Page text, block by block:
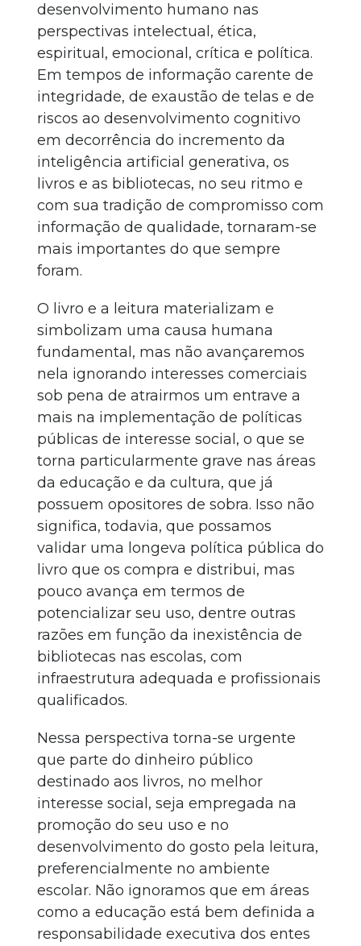
desenvolvimento humano nas
perspectivas intelectual, ética,
espiritual, emocional, crítica e política.
Em tempos de informação carente de
integridade, de exaustão de telas e de
riscos ao desenvolvimento cognitivo
em decorrência do incremento da
inteligência artificial generativa, os
livros e as bibliotecas, no seu ritmo e
com sua tradição de compromisso com
informação de qualidade, tornaram-se
mais importantes do que sempre
foram.
O livro e a leitura materializam e
simbolizam uma causa humana
fundamental, mas não avançaremos
nela ignorando interesses comerciais
sob pena de atrairmos um entrave a
mais na implementação de políticas
públicas de interesse social, o que se
torna particularmente grave nas áreas
da educação e da cultura, que já
possuem opositores de sobra. Isso não
significa, todavia, que possamos
validar uma longeva política pública do
livro que os compra e distribui, mas
pouco avança em termos de
potencializar seu uso, dentre outras
razões em função da inexistência de
bibliotecas nas escolas, com
infraestrutura adequada e profissionais
qualificados.
Nessa perspectiva torna-se urgente
que parte do dinheiro público
destinado aos livros, no melhor
interesse social, seja empregada na
promoção do seu uso e no
desenvolvimento do gosto pela leitura,
preferencialmente no ambiente
escolar. Não ignoramos que em áreas
como a educação está bem definida a
responsabilidade executiva dos entes